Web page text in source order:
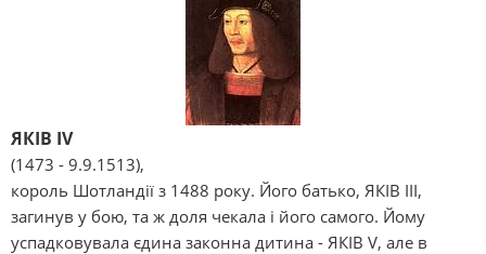
ЯКІВ IV
(1473 - 9.9.1513),
король Шотландії з 1488 року. Його батько, ЯКІВ III,
загинув у бою, та ж доля чекала і його самого. Йому
успадковувала єдина законна дитина - ЯКІВ V, але в